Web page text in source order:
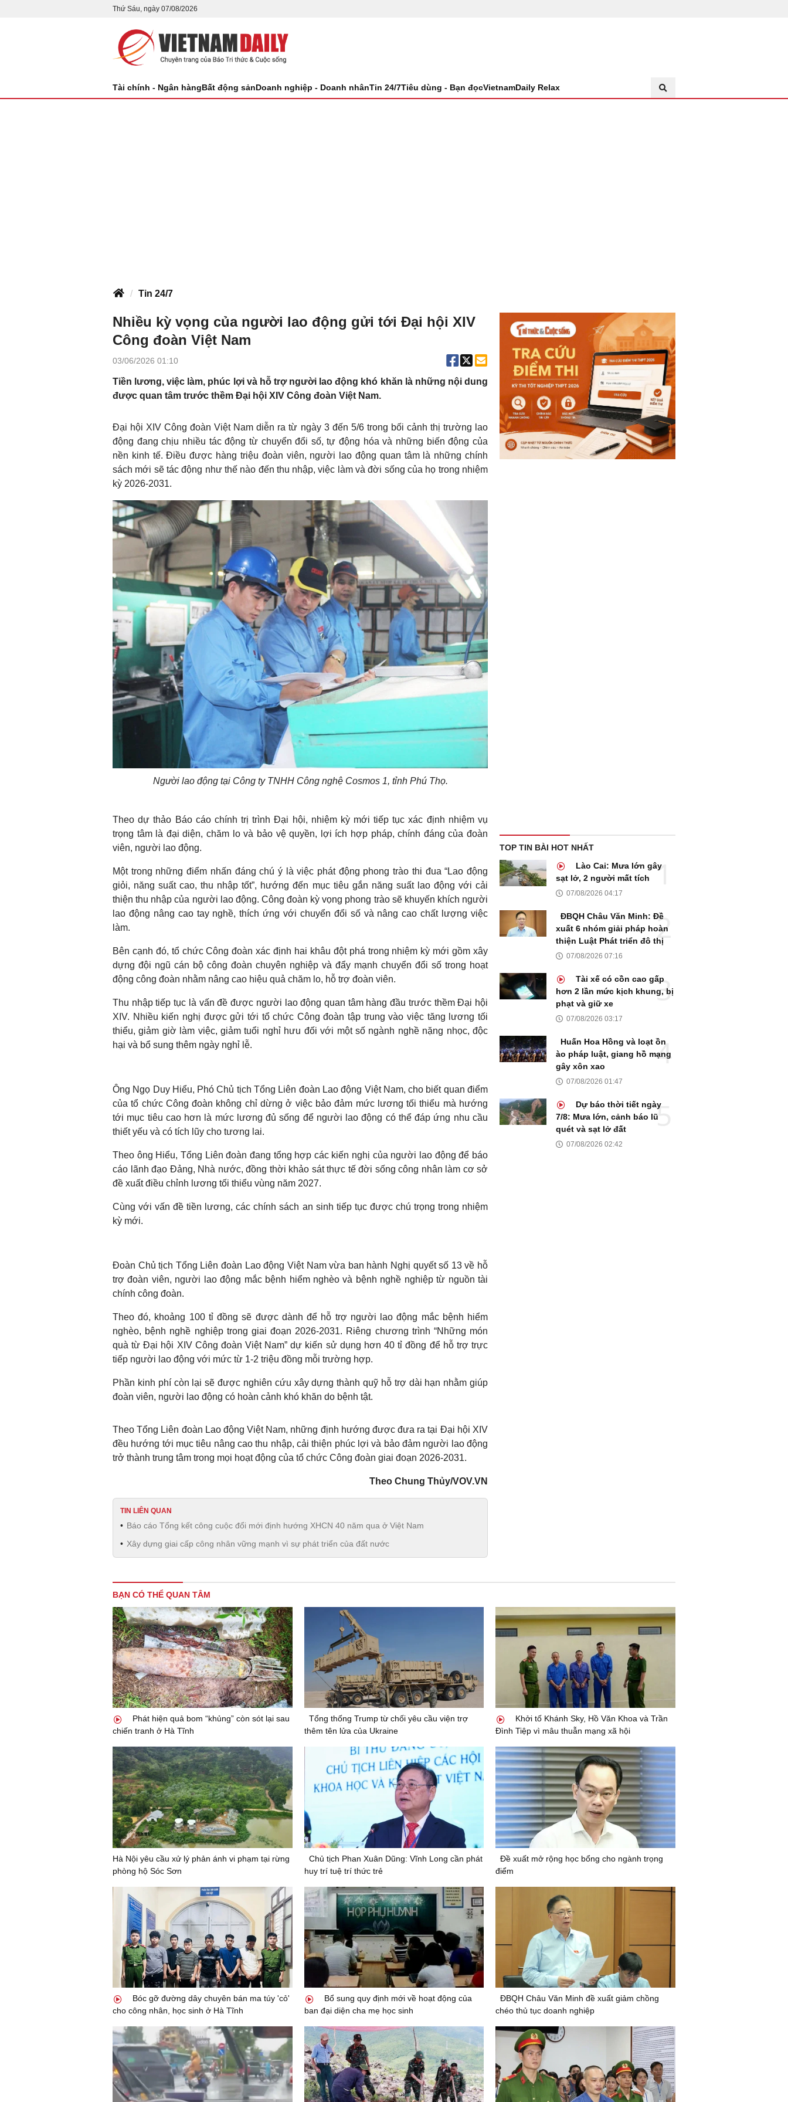
Thứ Sáu, ngày 07/08/2026
Tài chính - Ngân hàngBất động sảnDoanh nghiệp - Doanh nhânTin 24/7Tiêu dùng - Bạn đọcVietnamDaily Relax
Tin 24/7
Nhiều kỳ vọng của người lao động gửi tới Đại hội XIV
Công đoàn Việt Nam
03/06/2026 01:10
Tiền lương, việc làm, phúc lợi và hỗ trợ người lao động khó khăn là những nội dung
được quan tâm trước thềm Đại hội XIV Công đoàn Việt Nam.
Đại hội XIV Công đoàn Việt Nam diễn ra từ ngày 3 đến 5/6 trong bối cảnh thị trường lao
động đang chịu nhiều tác động từ chuyển đổi số, tự động hóa và những biến động của
nền kinh tế. Điều được hàng triệu đoàn viên, người lao động quan tâm là những chính
sách mới sẽ tác động như thế nào đến thu nhập, việc làm và đời sống của họ trong nhiệm
kỳ 2026-2031.
Người lao động tại Công ty TNHH Công nghệ Cosmos 1, tỉnh Phú Thọ.
Theo dự thảo Báo cáo chính trị trình Đại hội, nhiệm kỳ mới tiếp tục xác định nhiệm vụ
trọng tâm là đại diện, chăm lo và bảo vệ quyền, lợi ích hợp pháp, chính đáng của đoàn
viên, người lao động.
Một trong những điểm nhấn đáng chú ý là việc phát động phong trào thi đua “Lao động
giỏi, năng suất cao, thu nhập tốt”, hướng đến mục tiêu gắn năng suất lao động với cải
thiện thu nhập của người lao động. Công đoàn kỳ vọng phong trào sẽ khuyến khích người
lao động nâng cao tay nghề, thích ứng với chuyển đổi số và nâng cao chất lượng việc
làm.
Bên cạnh đó, tổ chức Công đoàn xác định hai khâu đột phá trong nhiệm kỳ mới gồm xây
dựng đội ngũ cán bộ công đoàn chuyên nghiệp và đẩy mạnh chuyển đổi số trong hoạt
động công đoàn nhằm nâng cao hiệu quả chăm lo, hỗ trợ đoàn viên.
Thu nhập tiếp tục là vấn đề được người lao động quan tâm hàng đầu trước thềm Đại hội
XIV. Nhiều kiến nghị được gửi tới tổ chức Công đoàn tập trung vào việc tăng lương tối
thiểu, giảm giờ làm việc, giảm tuổi nghỉ hưu đối với một số ngành nghề nặng nhọc, độc
hại và bổ sung thêm ngày nghỉ lễ.
Ông Ngọ Duy Hiểu, Phó Chủ tịch Tổng Liên đoàn Lao động Việt Nam, cho biết quan điểm
của tổ chức Công đoàn không chỉ dừng ở việc bảo đảm mức lương tối thiểu mà hướng
tới mục tiêu cao hơn là mức lương đủ sống để người lao động có thể đáp ứng nhu cầu
thiết yếu và có tích lũy cho tương lai.
Theo ông Hiểu, Tổng Liên đoàn đang tổng hợp các kiến nghị của người lao động để báo
cáo lãnh đạo Đảng, Nhà nước, đồng thời khảo sát thực tế đời sống công nhân làm cơ sở
đề xuất điều chỉnh lương tối thiểu vùng năm 2027.
Cùng với vấn đề tiền lương, các chính sách an sinh tiếp tục được chú trọng trong nhiệm
kỳ mới.
Đoàn Chủ tịch Tổng Liên đoàn Lao động Việt Nam vừa ban hành Nghị quyết số 13 về hỗ
trợ đoàn viên, người lao động mắc bệnh hiểm nghèo và bệnh nghề nghiệp từ nguồn tài
chính công đoàn.
Theo đó, khoảng 100 tỉ đồng sẽ được dành để hỗ trợ người lao động mắc bệnh hiểm
nghèo, bệnh nghề nghiệp trong giai đoạn 2026-2031. Riêng chương trình “Những món
quà từ Đại hội XIV Công đoàn Việt Nam” dự kiến sử dụng hơn 40 tỉ đồng để hỗ trợ trực
tiếp người lao động với mức từ 1-2 triệu đồng mỗi trường hợp.
Phần kinh phí còn lại sẽ được nghiên cứu xây dựng thành quỹ hỗ trợ dài hạn nhằm giúp
đoàn viên, người lao động có hoàn cảnh khó khăn do bệnh tật.
Theo Tổng Liên đoàn Lao động Việt Nam, những định hướng được đưa ra tại Đại hội XIV
đều hướng tới mục tiêu nâng cao thu nhập, cải thiện phúc lợi và bảo đảm người lao động
trở thành trung tâm trong mọi hoạt động của tổ chức Công đoàn giai đoạn 2026-2031.
Theo Chung Thủy/VOV.VN
TIN LIÊN QUAN
Báo cáo Tổng kết công cuộc đổi mới định hướng XHCN 40 năm qua ở Việt Nam
Xây dựng giai cấp công nhân vững mạnh vì sự phát triển của đất nước
TOP TIN BÀI HOT NHẤT
Lào Cai: Mưa lớn gây
sạt lở, 2 người mất tích
07/08/2026 04:17
ĐBQH Châu Văn Minh: Đề
xuất 6 nhóm giải pháp hoàn
thiện Luật Phát triển đô thị
07/08/2026 07:16
Tài xế có cồn cao gấp
hơn 2 lần mức kịch khung, bị
phạt và giữ xe
07/08/2026 03:17
Huấn Hoa Hồng và loạt ồn
ào pháp luật, giang hồ mạng
gây xôn xao
07/08/2026 01:47
Dự báo thời tiết ngày
7/8: Mưa lớn, cảnh báo lũ
quét và sạt lở đất
07/08/2026 02:42
BẠN CÓ THỂ QUAN TÂM
Phát hiện quả bom “khủng” còn sót lại sau
chiến tranh ở Hà Tĩnh
Tổng thống Trump từ chối yêu cầu viện trợ
thêm tên lửa của Ukraine
Khởi tố Khánh Sky, Hồ Văn Khoa và Trần
Đình Tiệp vì mâu thuẫn mạng xã hội
Hà Nội yêu cầu xử lý phản ánh vi phạm tại rừng
phòng hộ Sóc Sơn
Chủ tịch Phan Xuân Dũng: Vĩnh Long cần phát
huy trí tuệ trí thức trẻ
Đề xuất mở rộng học bổng cho ngành trọng
điểm
Bóc gỡ đường dây chuyên bán ma túy 'cỏ'
cho công nhân, học sinh ở Hà Tĩnh
Bổ sung quy định mới về hoạt động của
ban đại diện cha mẹ học sinh
ĐBQH Châu Văn Minh đề xuất giảm chồng
chéo thủ tục doanh nghiệp